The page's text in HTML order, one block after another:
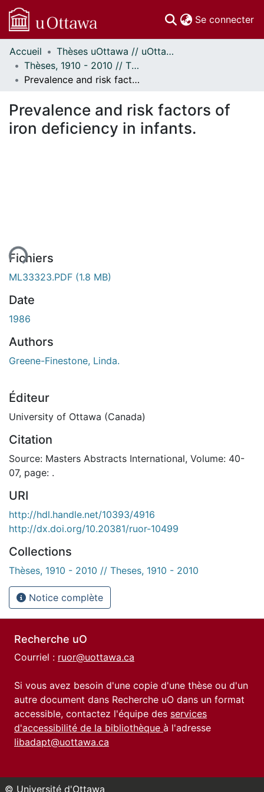
Se connecter
Communautés
et collections
Parcourir
À propos
Accueil
Thèses uOttawa // uOttawa Theses
Thèses, 1910 - 2010 // Theses, 1910 - 2010
Prevalence and risk factors of iron deficiency in infants.
Prevalence and risk factors of
iron deficiency in infants.
Fichiers
ML33323.PDF (1.8 MB)
Date
1986
Authors
Greene-Finestone, Linda.
Éditeur
University of Ottawa (Canada)
Citation
Source: Masters Abstracts International, Volume: 40-
07, page: .
URI
http://hdl.handle.net/10393/4916
http://dx.doi.org/10.20381/ruor-10499
Collections
Thèses, 1910 - 2010 // Theses, 1910 - 2010
Notice complète
Recherche uO
Courriel : ruor@uottawa.ca
Si vous avez besoin d'une copie d'une thèse ou d'un
autre document dans Recherche uO dans un format
accessible, contactez l'équipe des services
d'accessibilité de la bibliothèque à l'adresse
libadapt@uottawa.ca
© Université d'Ottawa